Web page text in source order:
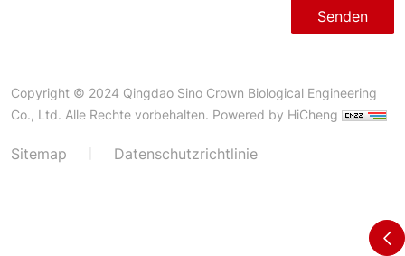
Senden
Copyright © 2024 Qingdao Sino Crown Biological Engineering
Co., Ltd. Alle Rechte vorbehalten. Powered by HiCheng
Sitemap Datenschutzrichtlinie